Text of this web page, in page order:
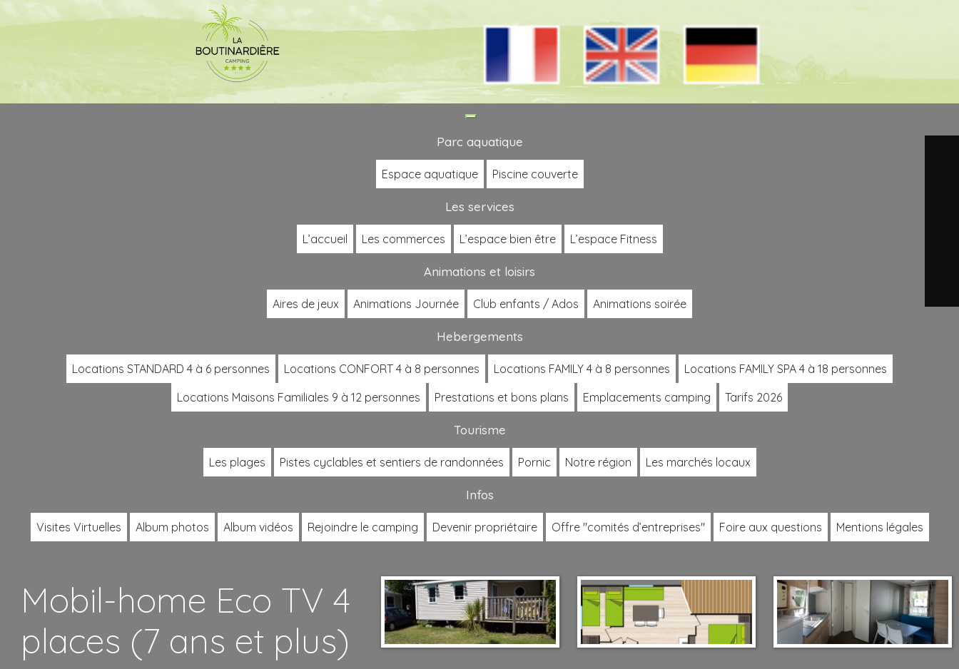
Toggle
navigation
Parc aquatique
Espace aquatique Piscine couverte
Les services
L’accueil Les commerces L’espace bien être L’espace Fitness
Animations et loisirs
Aires de jeux Animations Journée Club enfants / Ados Animations soirée
Hebergements
Locations STANDARD 4 à 6 personnes Locations CONFORT 4 à 8 personnes Locations FAMILY 4 à 8 personnes
Locations FAMILY SPA 4 à 18 personnes
Locations Maisons Familiales 9 à 12 personnes
Prestations et bons plans Emplacements camping Tarifs 2026
Tourisme
Les plages Pistes cyclables et sentiers de randonnées Pornic Notre région Les marchés locaux
Infos
Visites Virtuelles Album photos Album vidéos Rejoindre le camping Devenir propriétaire Offre "comités d’entreprises" Foire aux questions Mentions légales
Mobil-home Eco TV 4
places (7 ans et plus)